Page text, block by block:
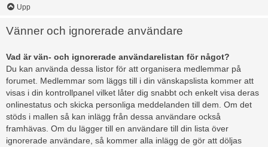
Upp
Vänner och ignorerade användare
Vad är vän- och ignorerade användarelistan för något?
Du kan använda dessa listor för att organisera medlemmar på
forumet. Medlemmar som läggs till i din vänskapslista kommer att
visas i din kontrollpanel vilket låter dig snabbt och enkelt visa deras
onlinestatus och skicka personliga meddelanden till dem. Om det
stöds i mallen så kan inlägg från dessa användare också
framhävas. Om du lägger till en användare till din lista över
ignorerade användare, så kommer alla inlägg de gör att döljas